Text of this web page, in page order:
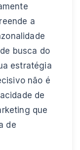
a
busca do
estratégia
não é
de
que
de